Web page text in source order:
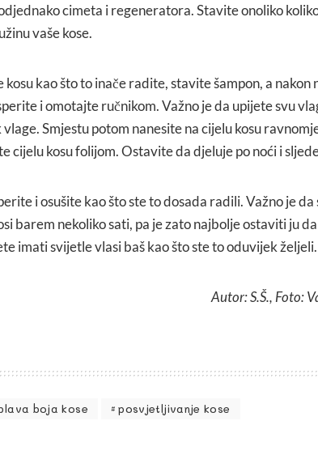
cimeta i regeneratora. Stavite onoliko
vaše kose.
kao što to inače radite, stavite šampon, a
i omotajte ručnikom. Važno je da upijete svu
Smjestu potom nanesite na cijelu kosu
cijelu kosu folijom. Ostavite da djeluje po noći i
i osušite kao što ste to dosada radili. Važno je da
barem nekoliko sati, pa je zato najbolje ostaviti ju
imati svijetle vlasi baš kao što ste to oduvijek željeli.
Autor: S.Š., Foto:
boja kose posvjetljivanje kose